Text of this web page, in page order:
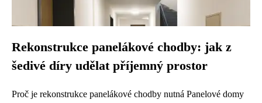
Rekonstrukce panelákové chodby: jak z
šedivé díry udělat příjemný prostor
Proč je rekonstrukce panelákové chodby nutná Panelové domy